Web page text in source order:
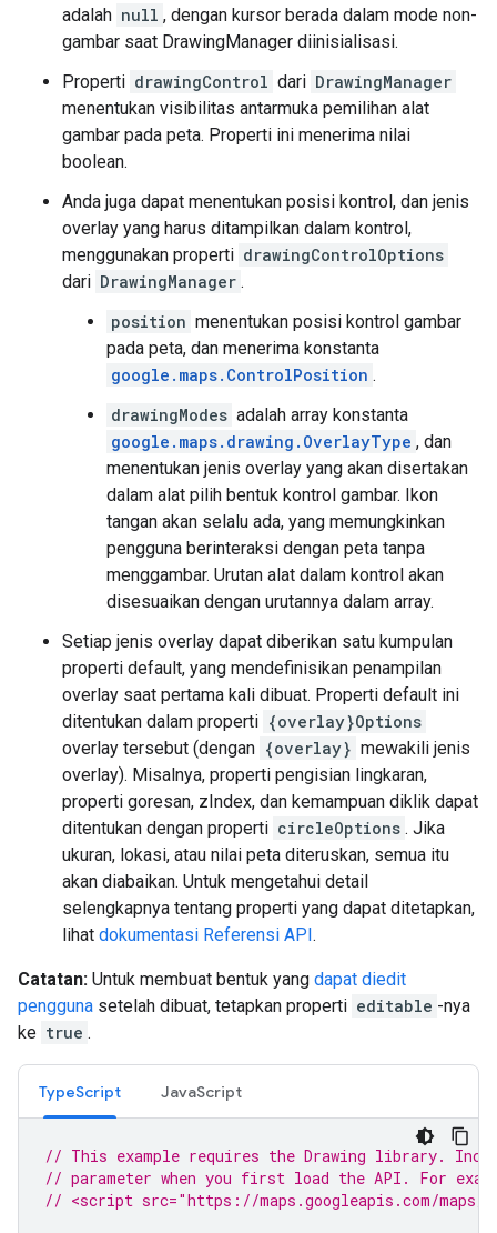
adalah null , dengan kursor berada dalam mode non-
gambar saat DrawingManager diinisialisasi.
Properti drawingControl dari DrawingManager
menentukan visibilitas antarmuka pemilihan alat
gambar pada peta. Properti ini menerima nilai
boolean.
Anda juga dapat menentukan posisi kontrol, dan jenis
overlay yang harus ditampilkan dalam kontrol,
menggunakan properti drawingControlOptions
dari DrawingManager .
position menentukan posisi kontrol gambar
pada peta, dan menerima konstanta
google.maps.ControlPosition .
drawingModes adalah array konstanta
google.maps.drawing.OverlayType , dan
menentukan jenis overlay yang akan disertakan
dalam alat pilih bentuk kontrol gambar. Ikon
tangan akan selalu ada, yang memungkinkan
pengguna berinteraksi dengan peta tanpa
menggambar. Urutan alat dalam kontrol akan
disesuaikan dengan urutannya dalam array.
Setiap jenis overlay dapat diberikan satu kumpulan
properti default, yang mendefinisikan penampilan
overlay saat pertama kali dibuat. Properti default ini
ditentukan dalam properti {overlay}Options
overlay tersebut (dengan {overlay} mewakili jenis
overlay). Misalnya, properti pengisian lingkaran,
properti goresan, zIndex, dan kemampuan diklik dapat
ditentukan dengan properti circleOptions . Jika
ukuran, lokasi, atau nilai peta diteruskan, semua itu
akan diabaikan. Untuk mengetahui detail
selengkapnya tentang properti yang dapat ditetapkan,
lihat dokumentasi Referensi API.
Catatan: Untuk membuat bentuk yang dapat diedit
pengguna setelah dibuat, tetapkan properti editable -nya
ke true .
TypeScript JavaScript
// This example requires the Drawing library.
// parameter when you first load the API. For
// <script src="https://maps.googleapis.com/maps/